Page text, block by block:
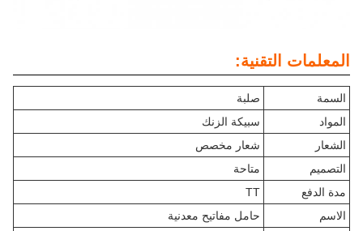
المعلمات التقنية:
السمة
صلبة
المواد
سبيكة الزنك
الشعار
شعار مخصص
التصميم
متاحة
مدة الدفع
TT
الاسم
حامل مفاتيح معدنية